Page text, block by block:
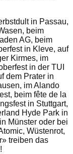
in Passau,
beim
AG, beim
in Kleve, auf
Kirmes, im
in der TUI
dem Prater in
im Alando
beim fête de la
in Stuttgart,
Hyde Park in
Münster oder bei
Wüstenrot,
treiben das